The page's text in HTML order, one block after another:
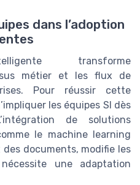
dans l’adoption
transforme
métier et les flux de
Pour réussir cette
les équipes SI dès
de solutions
le machine learning
documents, modifie les
une adaptation